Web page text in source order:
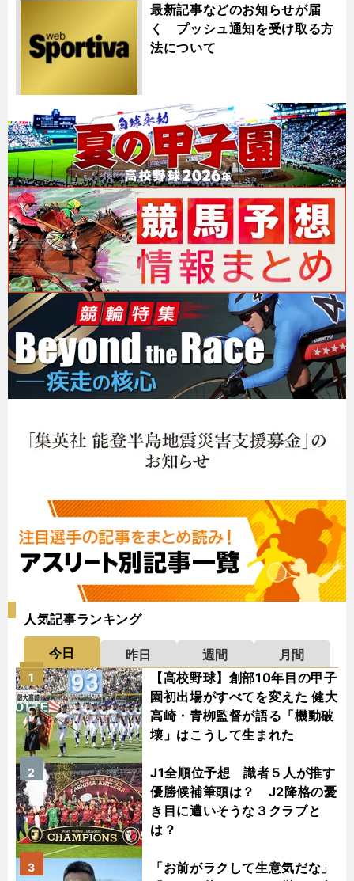
最新記事などのお知らせが届
く プッシュ通知を受け取る方
法について
人気記事ランキング
今日 昨日 週間
月間
【高校野球】創部10年目の甲子
園初出場がすべてを変えた 健大
高崎・青栁監督が語る「機動破
壊」はこうして生まれた
1
J1全順位予想 識者５人が推す
優勝候補筆頭は？ J2降格の憂
き目に遭いそうな３クラブと
は？
2
「お前がラクして生意気だな」
3